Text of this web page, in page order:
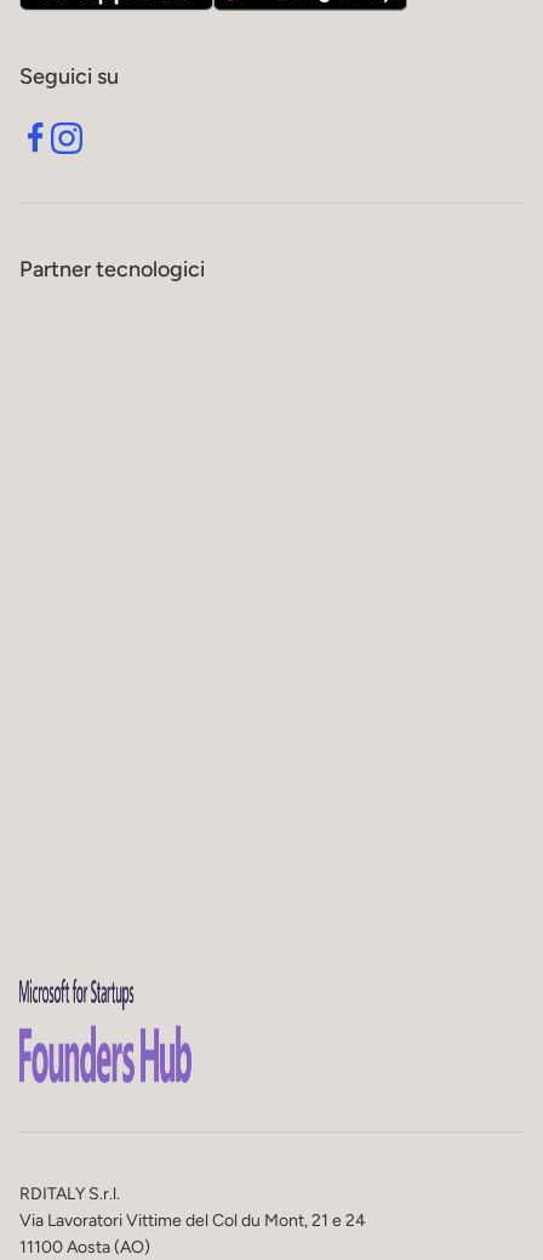
Seguici su
Partner tecnologici
RDITALY S.r.l.
Via Lavoratori Vittime del Col du Mont, 21 e 24
11100 Aosta (AO)